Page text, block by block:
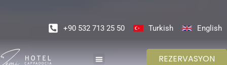
+90 532 713 25 50 Turkish English
REZERVASYON